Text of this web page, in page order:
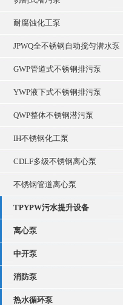
耐腐蚀化工泵
JPWQ全不锈钢自动搅匀潜水泵
GWP管道式不锈钢排污泵
YWP液下式不锈钢排污泵
QWP整体不锈钢潜污泵
IH不锈钢化工泵
CDLF多级不锈钢离心泵
不锈钢管道离心泵
TPYPW污水提升设备
离心泵
中开泵
消防泵
热水循环泵